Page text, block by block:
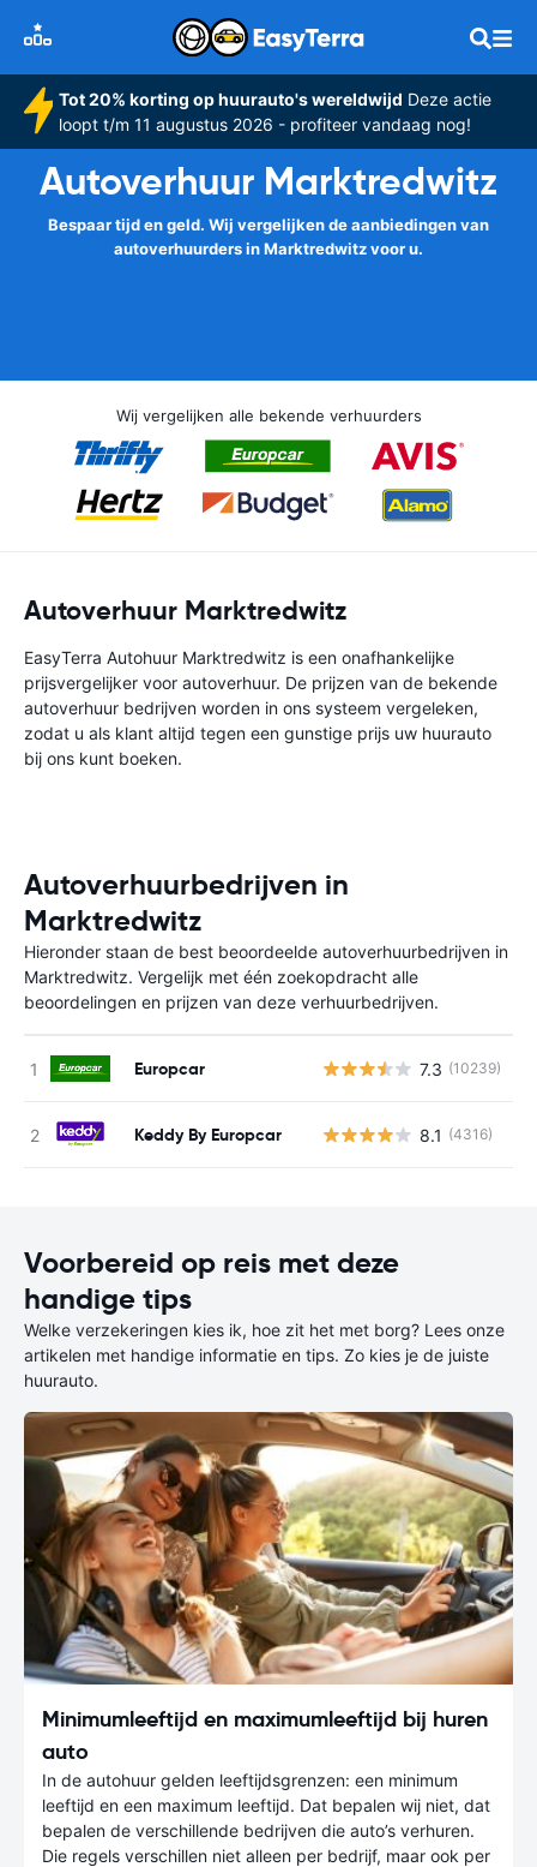
Tot 20% korting op huurauto's wereldwijd Deze actie
loopt t/m 11 augustus 2026 - profiteer vandaag nog!
Autoverhuur Marktredwitz
Bespaar tijd en geld. Wij vergelijken de aanbiedingen van
autoverhuurders in Marktredwitz voor u.
Wij vergelijken alle bekende verhuurders
Autoverhuur Marktredwitz
EasyTerra Autohuur Marktredwitz is een onafhankelijke
prijsvergelijker voor autoverhuur. De prijzen van de bekende
autoverhuur bedrijven worden in ons systeem vergeleken,
zodat u als klant altijd tegen een gunstige prijs uw huurauto
bij ons kunt boeken.
Autoverhuurbedrijven in
Marktredwitz
Hieronder staan de best beoordeelde autoverhuurbedrijven in
Marktredwitz. Vergelijk met één zoekopdracht alle
beoordelingen en prijzen van deze verhuurbedrijven.
Europcar 7.3 (10239)
Keddy By Europcar 8.1 (4316)
Voorbereid op reis met deze
handige tips
Welke verzekeringen kies ik, hoe zit het met borg? Lees onze
artikelen met handige informatie en tips. Zo kies je de juiste
huurauto.
Minimumleeftijd en maximumleeftijd bij huren
auto
In de autohuur gelden leeftijdsgrenzen: een minimum
leeftijd en een maximum leeftijd. Dat bepalen wij niet, dat
bepalen de verschillende bedrijven die auto’s verhuren.
Die regels verschillen niet alleen per bedrijf, maar ook per